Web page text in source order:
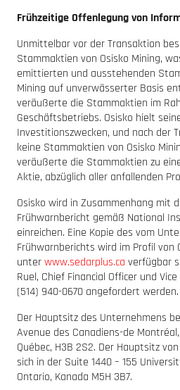
Frühzeitige Offenlegung von
Unmittelbar vor der Transaktion
Stammaktien von Osisko Mining,
emittierten und ausstehenden
Mining auf unverwässerter Basis
veräußerte die Stammaktien im
Geschäftsbetriebs. Osisko hielt
Investitionszwecken, und nach der
keine Stammaktien von Osisko
veräußerte die Stammaktien zu
Aktie, abzüglich aller anfallenden
Osisko wird in Zusammenhang mit
Frühwarnbericht gemäß National
einreichen. Eine Kopie des vom
Frühwarnberichts wird im Profil von
unterwww.sedarplus.ca verfügbar
Ruel, Chief Financial Officer und
(514) 940-0670 angefordert werden.
Der Hauptsitz des Unternehmens
Avenue des Canadiens-de
Québec, H3B 2S2. Der Hauptsitz
sich in der Suite 1440 – 155
Ontario, Kanada M5H 3B7.